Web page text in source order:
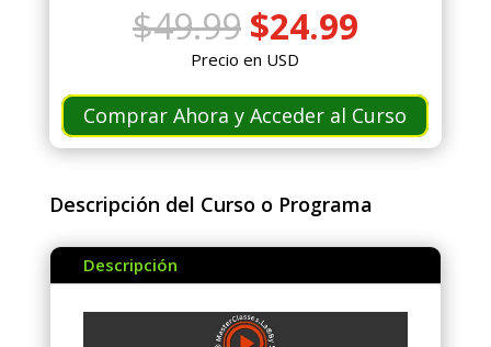
$49.99 El
precio
original
era:
$49.99.
$24.99El
es:
$24.99.
Precio en USD
Comprar Ahora y Acceder al Curso
Descripción del Curso o Programa
Descripción